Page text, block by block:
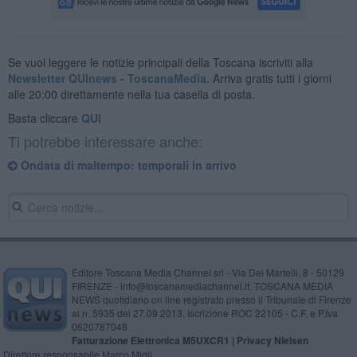
Se vuoi leggere le notizie principali della Toscana iscriviti alla
Newsletter QUInews - ToscanaMedia. Arriva gratis tutti i giorni
alle 20:00 direttamente nella tua casella di posta.
Basta cliccare QUI
Ti potrebbe interessare anche:
Ondata di maltempo: temporali in arrivo
Editore Toscana Media Channel srl - Via Dei Martelli, 8 - 50129
FIRENZE - info@toscanamediachannel.it. TOSCANA MEDIA
NEWS quotidiano on line registrato presso il Tribunale di Firenze
al n. 5935 del 27.09.2013. Iscrizione ROC 22105 - C.F. e P.Iva
0620787048
Fatturazione Elettronica M5UXCR1 | Privacy Nielsen
Direttore responsabile Marco Migli